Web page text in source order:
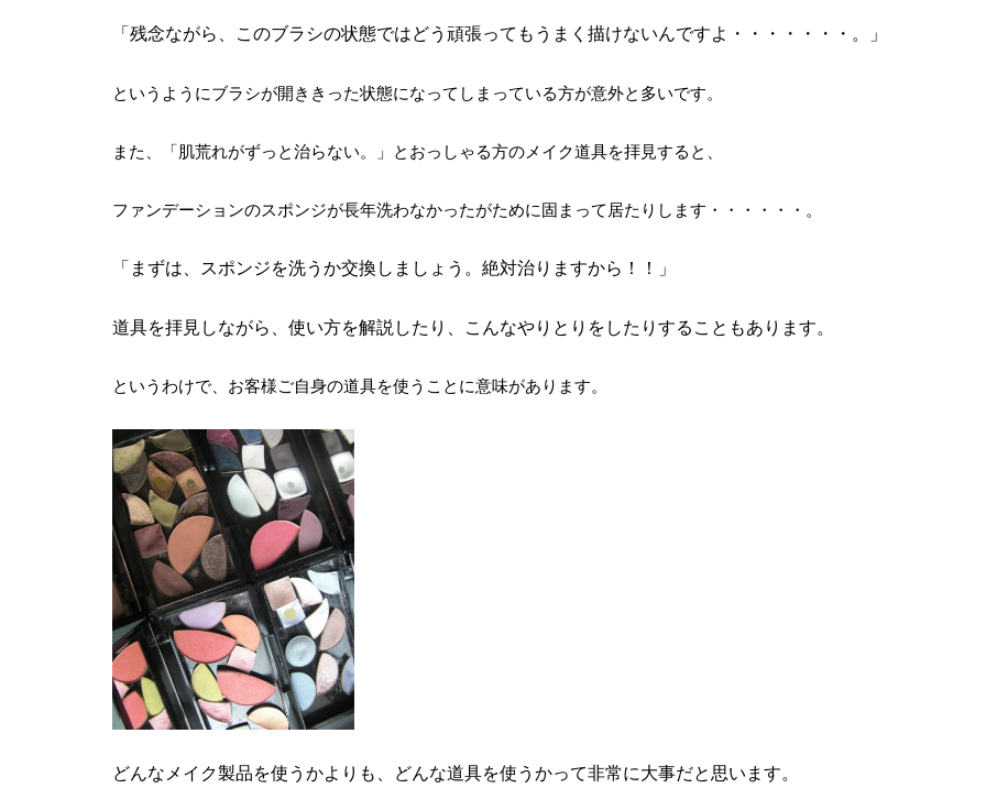
「残念ながら、このブラシの状態ではどう頑張ってもうまく描けないんですよ・・・・・・・。」
というようにブラシが開ききった状態になってしまっている方が意外と多いです。
また、「肌荒れがずっと治らない。」とおっしゃる方のメイク道具を拝見すると、
ファンデーションのスポンジが長年洗わなかったがために固まって居たりします・・・・・・。
「まずは、スポンジを洗うか交換しましょう。絶対治りますから！！」
道具を拝見しながら、使い方を解説したり、こんなやりとりをしたりすることもあります。
というわけで、お客様ご自身の道具を使うことに意味があります。
どんなメイク製品を使うかよりも、どんな道具を使うかって非常に大事だと思います。